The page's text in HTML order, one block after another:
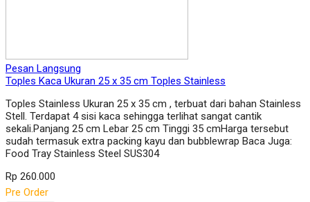
Pesan Langsung
Toples Kaca Ukuran 25 x 35 cm Toples Stainless
Toples Stainless Ukuran 25 x 35 cm , terbuat dari bahan Stainless
Stell. Terdapat 4 sisi kaca sehingga terlihat sangat cantik
sekali.Panjang 25 cm Lebar 25 cm Tinggi 35 cmHarga tersebut
sudah termasuk extra packing kayu dan bubblewrap Baca Juga:
Food Tray Stainless Steel SUS304
Rp 260.000
Pre Order